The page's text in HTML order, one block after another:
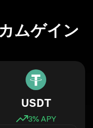
ムゲイン
USDT
3% APY